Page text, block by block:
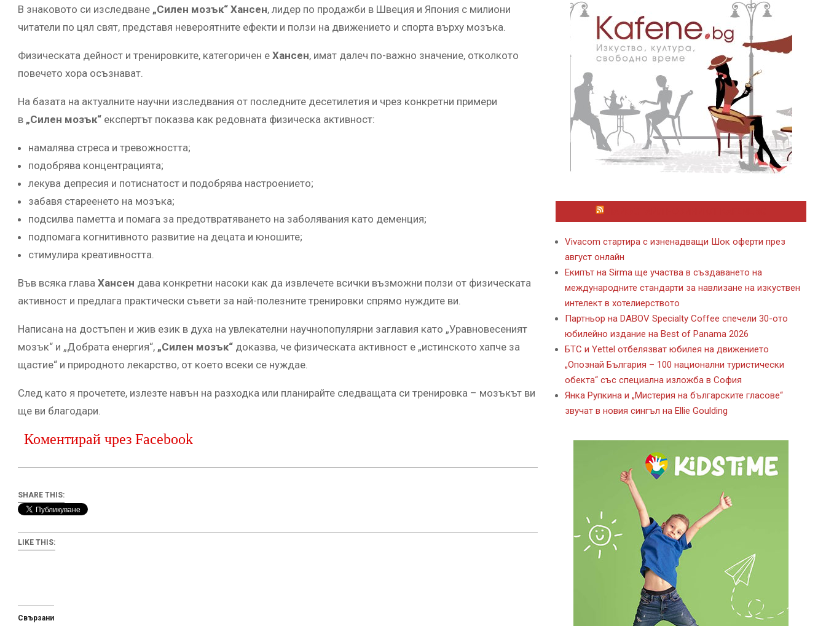
В знаковото си изследване „Силен мозък“ Хансен, лидер по продажби в Швеция и Япония с милиони
читатели по цял свят, представя невероятните ефекти и ползи на движението и спорта върху мозъка.
Физическата дейност и тренировките, категоричен е Хансен, имат далеч по-важно значение, отколкото
повечето хора осъзнават.
На базата на актуалните научни изследвания от последните десетилетия и чрез конкретни примери
в „Силен мозък“ експертът показва как редовната физическа активност:
намалява стреса и тревожността;
подобрява концентрацията;
лекува депресия и потиснатост и подобрява настроението;
забавя стареенето на мозъка;
подсилва паметта и помага за предотвратяването на заболявания като деменция;
подпомага когнитивното развитие на децата и юношите;
стимулира креативността.
Във всяка глава Хансен дава конкретни насоки как да извлечете всички възможни ползи от физическата
активност и предлага практически съвети за най-полезните тренировки спрямо нуждите ви.
Написана на достъпен и жив език в духа на увлекателни научнопопулярни заглавия като „Уравновесеният
мозък“ и „Добрата енергия“, „Силен мозък“ доказва, че физическата активност е „истинското хапче за
щастие“ и природното лекарство, от което всеки се нуждае.
След като я прочетете, излезте навън на разходка или планирайте следващата си тренировка – мозъкът ви
ще ви благодари.
Коментирай чрез Facebook
SHARE THIS:
LIKE THIS:
Свързани
Vivacom стартира с изненадващи Шок оферти през
август онлайн
Екипът на Sirma ще участва в създаването на
международните стандарти за навлизане на изкуствен
интелект в хотелиерството
Партньор на DABOV Specialty Coffee спечели 30-ото
юбилейно издание на Best of Panama 2026
БТС и Yettel отбелязват юбилея на движението
„Опознай България – 100 национални туристически
обекта“ със специална изложба в София
Янка Рупкина и „Мистерия на българските гласове“
звучат в новия сингъл на Ellie Goulding